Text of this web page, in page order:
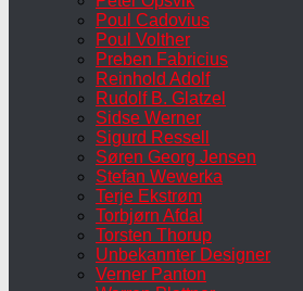
Poul Cadovius
Poul Volther
Preben Fabricius
Reinhold Adolf
Rudolf B. Glatzel
Sidse Werner
Sigurd Ressell
Søren Georg Jensen
Stefan Wewerka
Terje Ekstrøm
Torbjørn Afdal
Torsten Thorup
Unbekannter Designer
Verner Panton